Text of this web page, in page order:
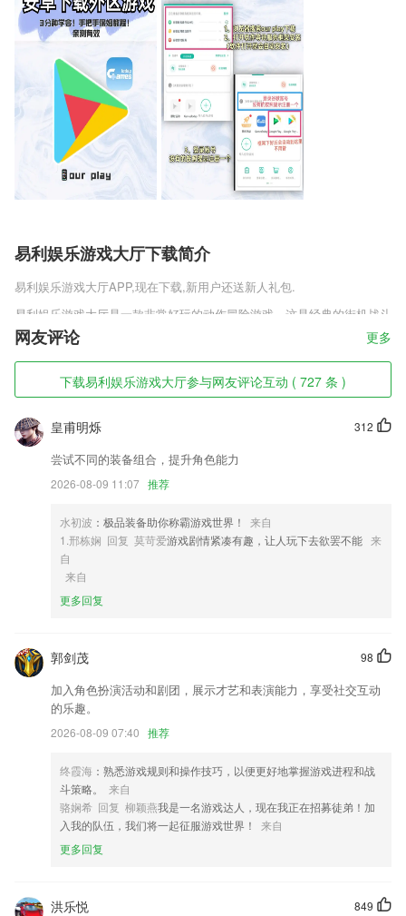
易利娱乐游戏大厅下载简介
易利娱乐游戏大厅APP,现在下载,新用户还送新人礼包.
易利娱乐游戏大厅是一款非常好玩的动作冒险游戏，这是经典的街机战斗
游戏，这里的战斗非常的随意，只要是关卡中的敌人你都是可以攻击的，
并且没有规定的战斗方式，就看玩家自己的开发了，想要过关的话那就用
你的拳头来说话，把敌人全部都击败就行了。
易利娱乐游戏大厅软件特色
1,10000+海量音频练习题,难度分级,由简到难,轻松过度学练耳不盲目,根
据自己的水准练习,学得快
4,对学生党来说，用这个编辑和打印日记、知识点也是一个不错的选择
5,软件中有很多实用的音频编辑功能可供用户选择使用，包括但不限于音
频修剪、格式转换、音频提取或音频拼接等。
6,从拥有超过850000张图片的并且还在不断增长的库中选择或使用您自
易利娱乐游戏大厅软件优势
1.我们背诵文章的时候,一定要事先理解文章的意思,我们要在理解的前提
之下去背诵,死记硬背是没有效果的.在背诵之前,我们要搞清楚文章的逻辑
关系,弄懂上下文的内容.
2.系统性的英语辅导系统，很多优秀老师在线指导学习。
3.包括专题探究、知识归纳、中考专项、方法突破和错题笔记，让你轻松
应对考试；
4.这里有着很全面的校园服务为大家提供，学生们可以自由选择。
5.每个假名对应一个词语，趣味形象，在背假名的同时记下了单词。
易利娱乐游戏大厅更新了什么?
网友评论 更多
下载易利娱乐游戏大厅参与网友评论互动 ( 727 条 )
312
皇甫明烁
尝试不同的装备组合，提升角色能力
2026-08-09 11:07 推荐
水初波 ：极品装备助你称霸游戏世界！
来自
1.邢栋娴 回复 莫苛爱游戏剧情紧凑有趣，让人玩下去欲罢不能 来
自
来自
更多回复
98
郭剑茂
加入角色扮演活动和剧团，展示才艺和表演能力，享受社交互动
的乐趣。
2026-08-09 07:40 推荐
终霞海 ：熟悉游戏规则和操作技巧，以便更好地掌握游戏进程和战
斗策略。
来自
骆娴希 回复 柳颖燕我是一名游戏达人，现在我正在招募徒弟！加
入我的队伍，我们将一起征服游戏世界！
来自
更多回复
849
洪乐悦